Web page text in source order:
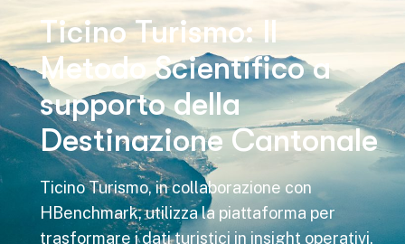
Ticino Turismo: Il
Metodo Scientifico a
supporto della
Destinazione Cantonale
Ticino Turismo, in collaborazione con
HBenchmark, utilizza la piattaforma per
trasformare i dati turistici in insight operativi,